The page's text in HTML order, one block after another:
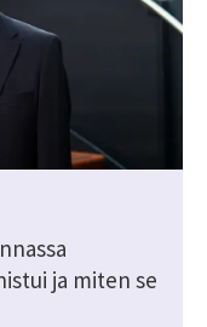
ja miten se